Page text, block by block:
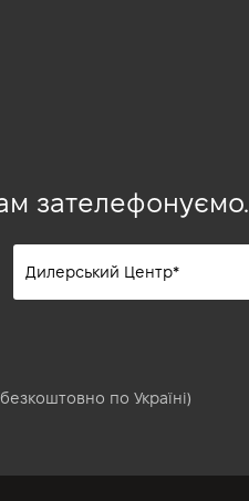
зателефонуємо.
по Україні)